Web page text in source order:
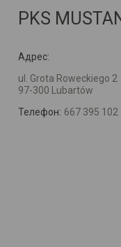
PKS
Адрес:
ul. Grota Roweckiego 2
97-300 Lubartów
Телефон: 667 395 102